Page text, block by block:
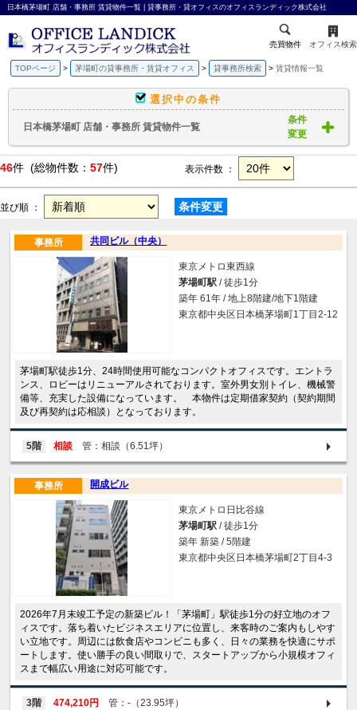
日本橋茅場町 店舗・事務所 賃貸物件一覧 | 貸事務所・貸オフィスのオフィスランディック株式会社
売買物件 オフィス検索
TOPページ 茅場町の貸事務所・賃貸オフィス 貸事務所検索 賃貸情報一覧
選択中の条件
日本橋茅場町 店舗・事務所 賃貸物件一覧
条件
変更
46件 (総物件数： 57件) 表示件数 ：
並び順 ： 条件変更
共同ビル（中央）
事務所
東京メトロ東西線
茅場町駅 / 徒歩1分
築年 61年 / 地上8階建/地下1階建
東京都中央区日本橋茅場町1丁目2-12
茅場町駅徒歩1分、24時間使用可能なコンパクトオフィスです。エントラ
ンス、ロビーはリニューアルされております。室外男女別トイレ、機械警
備等、充実した設備になっています。 本物件は定期借家契約（契約期間
及び再契約は応相談）となっております。
5階 相談 管：相談（6.51坪）
開成ビル
事務所
東京メトロ日比谷線
茅場町駅 / 徒歩1分
築年 新築 / 5階建
東京都中央区日本橋茅場町2丁目4-3
2026年7月末竣工予定の新築ビル！「茅場町」駅徒歩1分の好立地のオフ
ィスです。落ち着いたビジネスエリアに位置し、来客時のご案内もしやす
い立地です。周辺には飲食店やコンビニも多く、日々の業務を快適にサポ
ートします。使い勝手の良い間取りで、スタートアップから小規模オフィ
スまで幅広い用途に対応可能です。
3階 474,210円 管：-（23.95坪）